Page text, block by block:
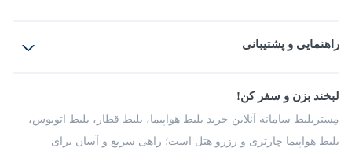
بلیط قطار
راهنمایی و پشتیبانی
شرایط و مقررات
راهکار سازمانی
فرصت‌های شغلی
درباره ما
لبخند بزن و سفر کن!
مِستربلیط سامانه آنلاین خرید بلیط هواپیما، بلیط قطار، بلیط اتوبوس،
بلیط هواپیما چارتری و رزرو هتل است؛ راهی سریع و آسان برای